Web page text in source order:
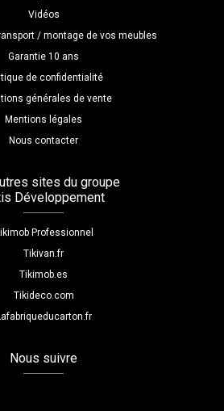
Vidéos
/ montage de vos meubles
Garantie 10 ans
de confidentialité
générales de vente
Mentions légales
Nous contacter
sites du groupe
Développement
Professionnel
Tikivan.fr
Tikimob.es
Tikideco.com
Nous suivre